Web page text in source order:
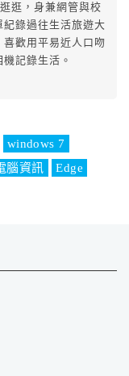
逛，身兼網管與校
錄過往生活旅遊大
喜歡用平易近人口吻
記錄生活。
windows 7
腦資訊
Edge